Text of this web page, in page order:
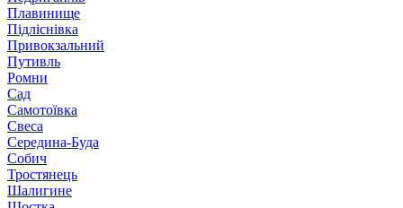
Плавинище
Підліснівка
Привокзальний
Путивль
Ромни
Сад
Самотоївка
Свеса
Середина-Буда
Собич
Тростянець
Шалигине